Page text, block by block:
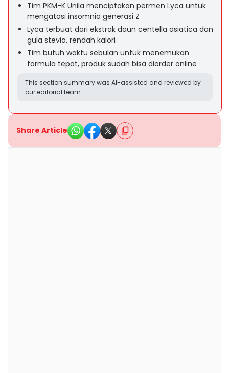
Tim PKM-K Unila menciptakan permen Lyca untuk
mengatasi insomnia generasi Z
Lyca terbuat dari ekstrak daun centella asiatica dan
gula stevia, rendah kalori
Tim butuh waktu sebulan untuk menemukan
formula tepat, produk sudah bisa diorder online
This section summary was AI-assisted and reviewed by
our editorial team.
Share Article